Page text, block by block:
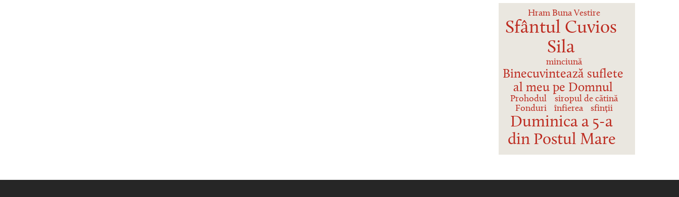
Hram Buna Vestire
Sfântul Cuvios
Sila
minciună
Binecuvintează suflete
al meu pe Domnul
Prohodul
siropul de cătină
Fonduri
înfierea sfinții
Duminica a 5-a
din Postul Mare